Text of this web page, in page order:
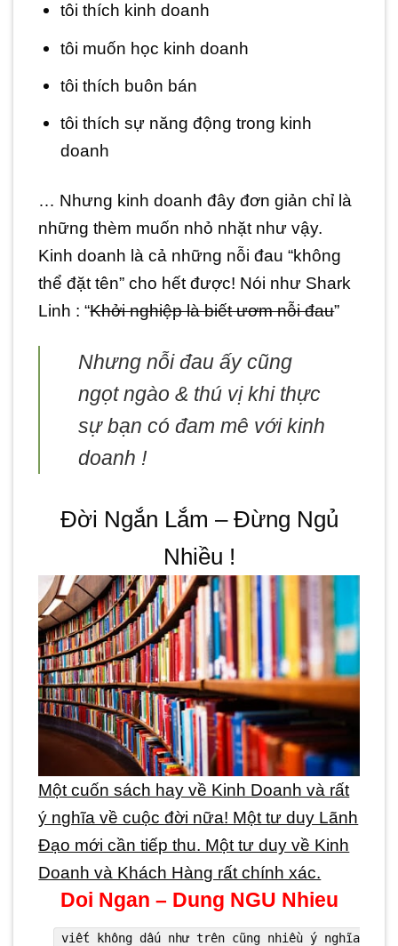
tôi thích kinh doanh
tôi muốn học kinh doanh
tôi thích buôn bán
tôi thích sự năng động trong kinh
doanh
… Nhưng kinh doanh đây đơn giản chỉ là
những thèm muốn nhỏ nhặt như vậy.
Kinh doanh là cả những nỗi đau “không
thể đặt tên” cho hết được! Nói như Shark
Linh : “Khởi nghiệp là biết ươm nỗi đau”
Nhưng nỗi đau ấy cũng
ngọt ngào & thú vị khi thực
sự bạn có đam mê với kinh
doanh !
Đời Ngắn Lắm – Đừng Ngủ
Nhiều !
Một cuốn sách hay về Kinh Doanh và rất
ý nghĩa về cuộc đời nữa! Một tư duy Lãnh
Đạo mới cần tiếp thu. Một tư duy về Kinh
Doanh và Khách Hàng rất chính xác.
Doi Ngan – Dung NGU Nhieu
viết không dấu như trên cũng nhiều ý nghĩa